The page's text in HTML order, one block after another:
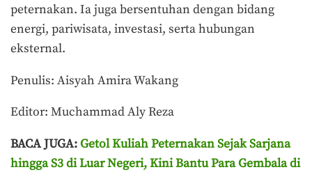
peternakan. Ia juga bersentuhan dengan bidang
energi, pariwisata, investasi, serta hubungan
eksternal.
Penulis: Aisyah Amira Wakang
Editor: Muchammad Aly Reza
BACA JUGA:Getol Kuliah Peternakan Sejak Sarjana
hingga S3 di Luar Negeri, Kini Bantu Para Gembala di